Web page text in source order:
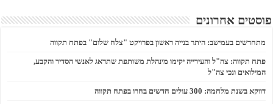
פוסטים אחרונים
מתחדשים בעמישב: היתר בנייה ראשון בפרויקט "צלח שלום" בפתח תקווה
פתח תקווה: צה"ל והעירייה יקימו מינהלת משותפת שתדאג לאנשי הסדיר והקבע,
המילואים ונכי צה"ל
דווקא בשנת מלחמה: 300 עולים חדשים בחרו בפתח תקווה